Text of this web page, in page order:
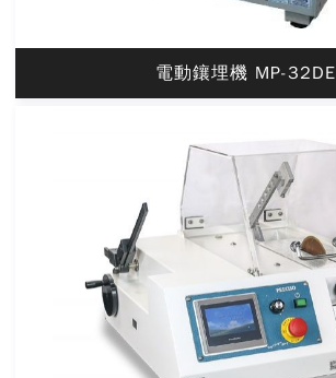
電動鑲埋機 MP-32DE